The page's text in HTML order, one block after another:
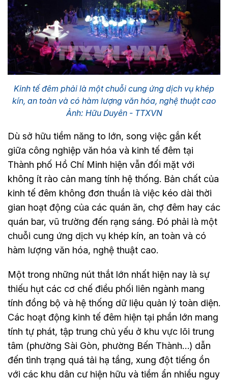
Kinh tế đêm phải là một chuỗi cung ứng dịch vụ khép
kín, an toàn và có hàm lượng văn hóa, nghệ thuật cao
Ảnh: Hữu Duyên - TTXVN
Dù sở hữu tiềm năng to lớn, song việc gắn kết
giữa công nghiệp văn hóa và kinh tế đêm tại
Thành phố Hồ Chí Minh hiện vẫn đối mặt với
không ít rào cản mang tính hệ thống. Bản chất của
kinh tế đêm không đơn thuần là việc kéo dài thời
gian hoạt động của các quán ăn, chợ đêm hay các
quán bar, vũ trường đến rạng sáng. Đó phải là một
chuỗi cung ứng dịch vụ khép kín, an toàn và có
hàm lượng văn hóa, nghệ thuật cao.
Một trong những nút thắt lớn nhất hiện nay là sự
thiếu hụt các cơ chế điều phối liên ngành mang
tính đồng bộ và hệ thống dữ liệu quản lý toàn diện.
Các hoạt động kinh tế đêm hiện tại phần lớn mang
tính tự phát, tập trung chủ yếu ở khu vực lõi trung
tâm (phường Sài Gòn, phường Bến Thành…) dẫn
đến tình trạng quá tải hạ tầng, xung đột tiếng ồn
với các khu dân cư hiện hữu và tiềm ẩn nhiều nguy